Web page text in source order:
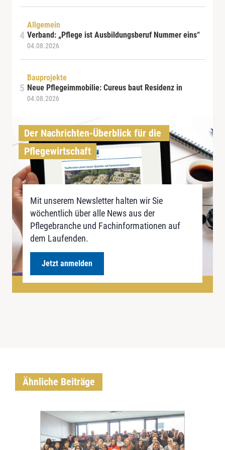
Allgemein
Verband: „Pflege ist Ausbildungsberuf Nummer eins“
04.08.2026
Bauprojekte
Neue Pflegeimmobilie: Cureus baut Residenz in
04.08.2026
Der Nachrichten-Überblick für die
Pflegewirtschaft
Mit unserem Newsletter halten wir Sie
wöchentlich über alle News aus der
Pflegebranche und Fachinformationen auf
dem Laufenden.
Jetzt anmelden
Ähnliche Beiträge